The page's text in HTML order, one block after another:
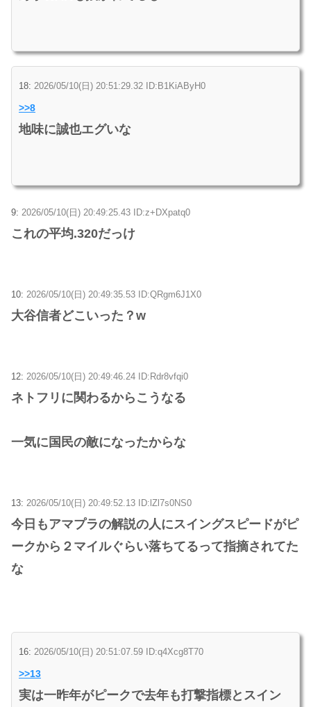
18: 2026/05/10(日) 20:51:29.32 ID:B1KiAByH0
>>8
地味に誠也エグいな
9: 2026/05/10(日) 20:49:25.43 ID:z+DXpatq0
これの平均.320だっけ
10: 2026/05/10(日) 20:49:35.53 ID:QRgm6J1X0
大谷信者どこいった？w
12: 2026/05/10(日) 20:49:46.24 ID:Rdr8vfqi0
ネトフリに関わるからこうなる
一気に国民の敵になったからな
13: 2026/05/10(日) 20:49:52.13 ID:lZl7s0NS0
今日もアマプラの解説の人にスイングスピードがピ
ークから２マイルぐらい落ちてるって指摘されてた
な
16: 2026/05/10(日) 20:51:07.59 ID:q4Xcg8T70
>>13
実は一昨年がピークで去年も打撃指標とスイン